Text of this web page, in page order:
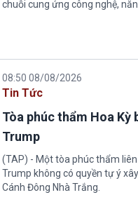
chuỗi cung ứng công nghệ,
08:50 08/08/2026
Tin Tức
Tòa phúc thẩm Hoa Kỳ
Trump
(TAP) - Một tòa phúc thẩm
Trump không có quyền tự ý
Cánh Đông Nhà Trắng.